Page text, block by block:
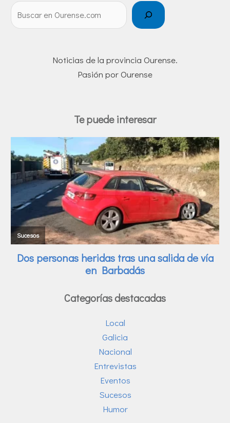
Noticias de la provincia Ourense.
Pasión por Ourense
Te puede interesar
Categorías destacadas
Local
Galicia
Nacional
Entrevistas
Eventos
Sucesos
Humor